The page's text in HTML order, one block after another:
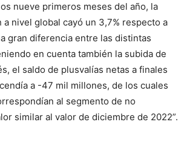
nueve primeros meses del año, la
a nivel global cayó un 3,7% respecto a
gran diferencia entre las distintas
en cuenta también la subida de
el saldo de plusvalías netas a finales
a -47 mil millones, de los cuales
al segmento de no
similar al valor de diciembre de 2022”.